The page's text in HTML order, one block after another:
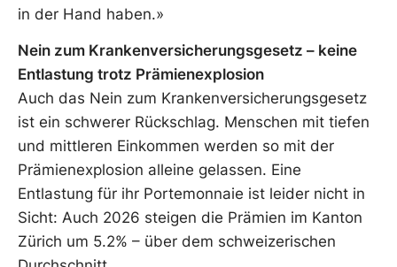
in der Hand haben.»
Nein zum Krankenversicherungsgesetz – keine
Entlastung trotz Prämienexplosion
Auch das Nein zum Krankenversicherungsgesetz
ist ein schwerer Rückschlag. Menschen mit tiefen
und mittleren Einkommen werden so mit der
Prämienexplosion alleine gelassen. Eine
Entlastung für ihr Portemonnaie ist leider nicht in
Sicht: Auch 2026 steigen die Prämien im Kanton
Zürich um 5.2% – über dem schweizerischen